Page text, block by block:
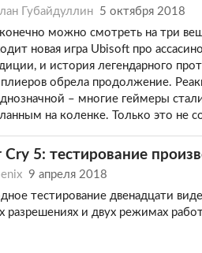
Губайдуллин
5 октября 2018
можно смотреть на три
новая игра Ubisoft про
и история легендарного
обрела продолжение.
– многие геймеры
на коленке. Только это не
Cry 5: тестирование
9 апреля 2018
тестирование двенадцати
разрешениях и двух режимах